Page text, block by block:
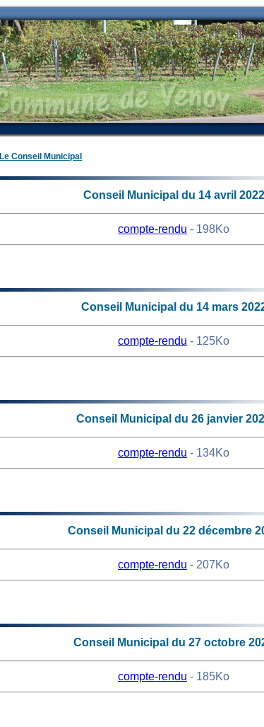
Le Conseil Municipal
Conseil Municipal du 14 avril 2022
compte-rendu - 198Ko
Conseil Municipal du 14 mars
compte-rendu - 125Ko
Conseil Municipal du 26 janvier
compte-rendu - 134Ko
Conseil Municipal du 22 décembre
compte-rendu - 207Ko
Conseil Municipal du 27 octobre
compte-rendu - 185Ko